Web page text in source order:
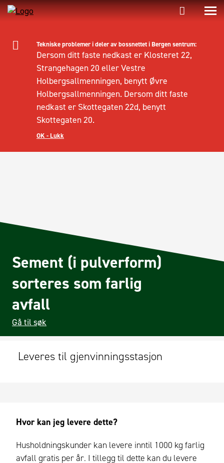
Tekniske problemer i deler av bossnettet i Bergen sentrum:
Dersom ditt faste nedkast er Klosteret 22,
Strangehagen 20 eller Vestre
Holbergsallmenningen, benytt Øvre
Holbergsallmenningen. Dersom ditt faste
nedkast er Skottegaten 22d, benytt
Skottegaten 20.
OK - Lukk
Sement (i pulverform)
sorteres som farlig
avfall
Gå til søk
Leveres til gjenvinningsstasjon
Hvor kan jeg levere dette?
Husholdningskunder kan levere inntil 1000 kg farlig
avfall gratis per år. I tillegg til dette kan du levere